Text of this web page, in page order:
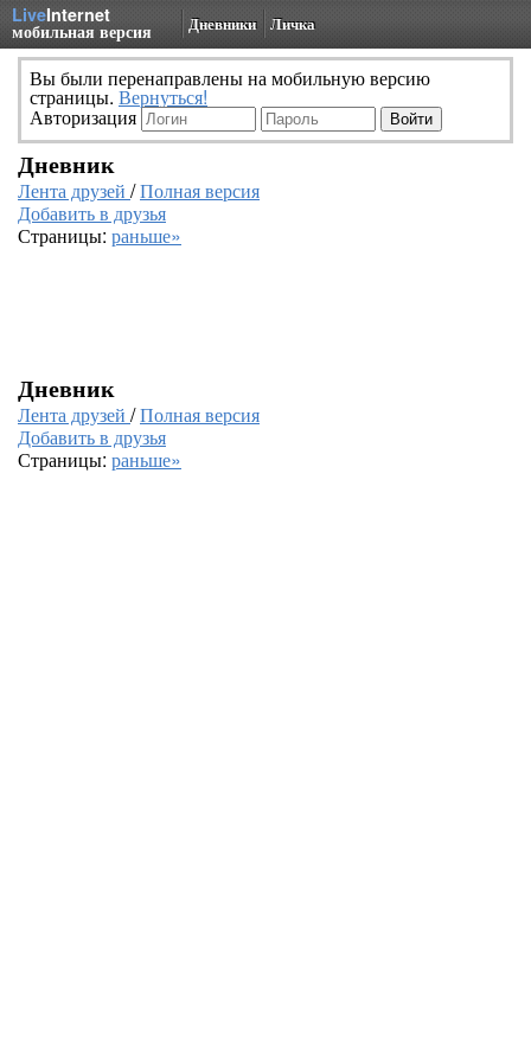
LiveInternet
мобильная версия Дневники Личка
Вы были перенаправлены на мобильную версию
страницы. Вернуться!
Авторизация
Дневник
Лента друзей /Полная версия
Добавить в друзья
Страницы: раньше»
Дневник
Лента друзей /Полная версия
Добавить в друзья
Страницы: раньше»